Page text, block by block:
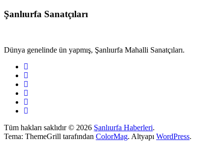
Şanlıurfa Sanatçıları
Dünya genelinde ün yapmış, Şanlıurfa Mahalli Sanatçıları.
Tüm hakları saklıdır © 2026 Şanlıurfa Haberleri.
Tema: ThemeGrill tarafından ColorMag. Altyapı WordPress.